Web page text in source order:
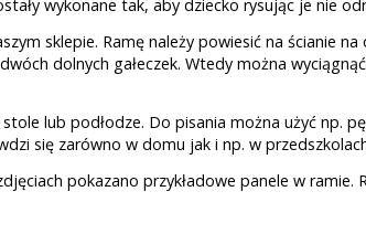
wykonane tak, aby dziecko rysując je nie
sklepie. Ramę należy powiesić na ścianie
dolnych gałeczek. Wtedy można
lub podłodze. Do pisania można użyć np.
się zarówno w domu jak i np. w
pokazano przykładowe panele w